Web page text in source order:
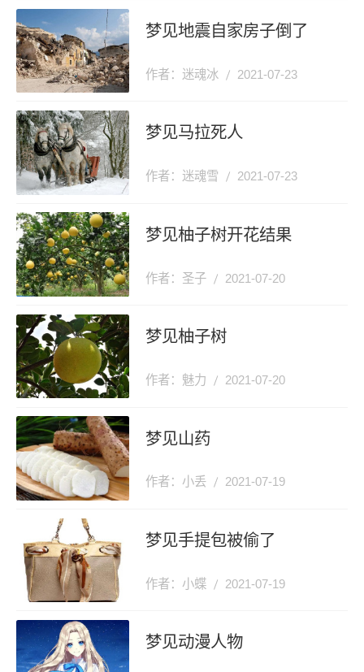
梦见地震自家房子倒了
作者：迷魂冰 2021-07-23
梦见马拉死人
作者：迷魂雪 2021-07-23
梦见柚子树开花结果
作者：圣子 2021-07-20
梦见柚子树
作者：魅力 2021-07-20
梦见山药
作者：小丢 2021-07-19
梦见手提包被偷了
作者：小蝶 2021-07-19
梦见动漫人物